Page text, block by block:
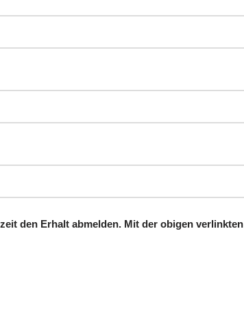
den Erhalt abmelden. Mit der obigen verlinkten